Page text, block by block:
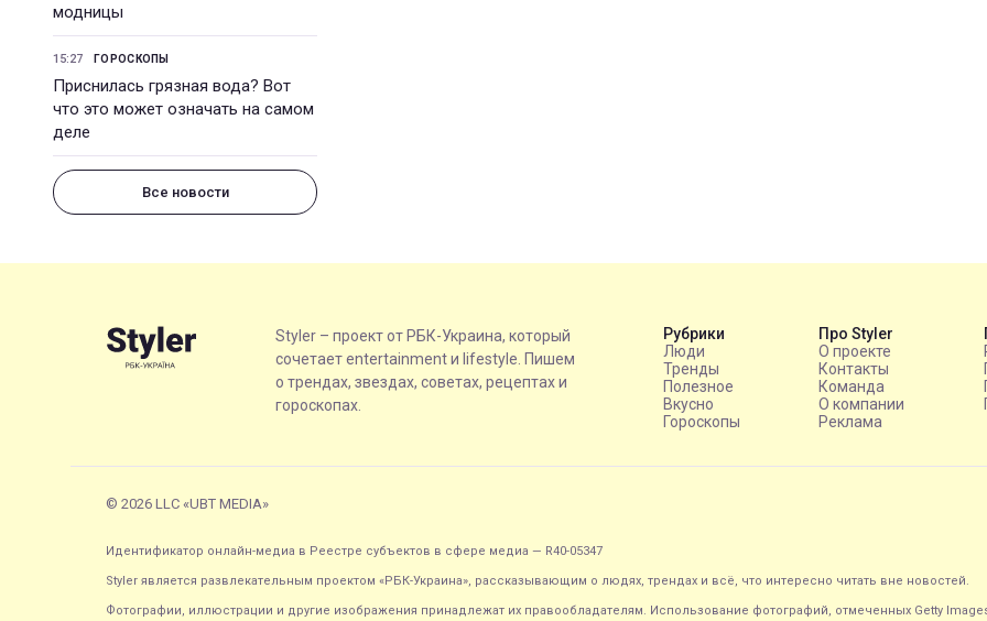
модницы
15:27 ГОРОСКОПЫ
Приснилась грязная вода? Вот
что это может означать на самом
деле
Все новости
Styler – проект от РБК-Украина, который
сочетает entertainment и lifestyle. Пишем
о трендах, звездах, советах, рецептах и
гороскопах.
Рубрики
Люди
Тренды
Полезное
Вкусно
Гороскопы
Про Styler
О проекте
Контакты
Команда
О компании
Реклама
© 2026 LLC «UBT MEDIA»
Идентификатор онлайн-медиа в Реестре субъектов в сфере медиа — R40-05347
Styler является развлекательным проектом «РБК-Украина», рассказывающим о людях, трендах и всё, что интересно читать вне новостей.
Фотографии, иллюстрации и другие изображения принадлежат их правообладателям. Использование фотографий, отмеченных Getty